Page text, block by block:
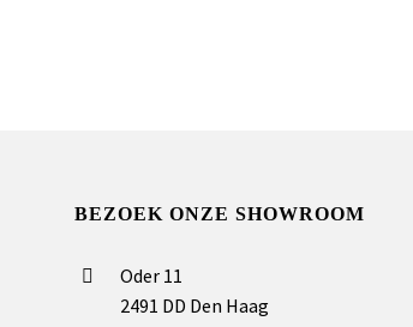
BEZOEK ONZE SHOWROOM
Oder 11
2491 DD Den Haag